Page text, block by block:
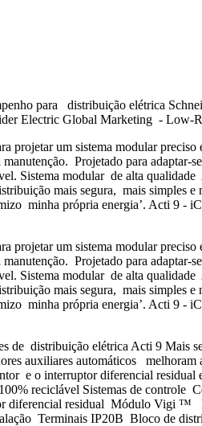
para distribuição elétrica
Electric Global Marketing -
projetar um sistema modular
Projetado para
Sistema modular de alta
mais segura, mais simples
minha própria energia’.
projetar um sistema modular
Projetado para
Sistema modular de alta
mais segura, mais simples
minha própria energia’.
de distribuição elétrica Acti 9
auxiliares automáticos melhoram
e o interruptor diferencial
reciclável Sistemas de
residual Módulo Vigi ™
Terminais IP20B Bloco de